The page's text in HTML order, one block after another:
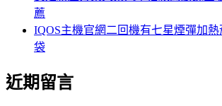
薦
IQOS主機官網二回機有七星煙彈加
袋
近期留言